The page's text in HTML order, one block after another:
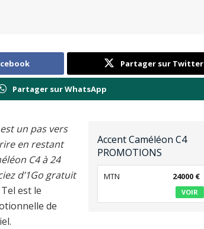
Partager sur Twitter
Partager sur WhatsApp
Accent Caméléon C4
PROMOTIONS
MTN 24000 €
VOIR
un pas vers
en restant
C4 à 24
d’1Go gratuit
est le
de